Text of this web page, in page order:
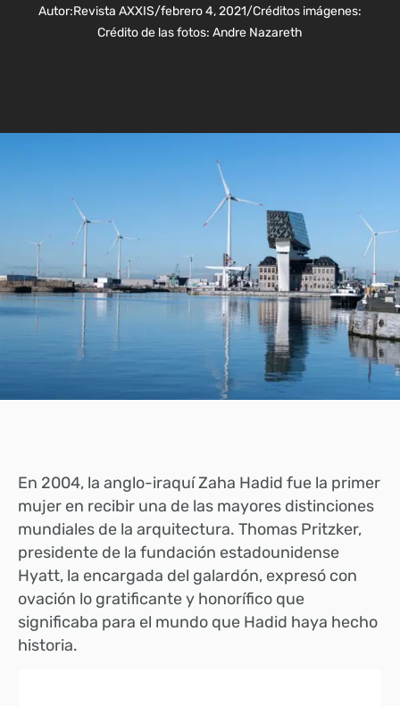
Autor:Revista AXXIS/febrero 4, 2021/Créditos imágenes:
Crédito de las fotos: Andre Nazareth
En 2004, la anglo-iraquí Zaha Hadid fue la primer
mujer en recibir una de las mayores distinciones
mundiales de la arquitectura. Thomas Pritzker,
presidente de la fundación estadounidense
Hyatt, la encargada del galardón, expresó con
ovación lo gratificante y honorífico que
significaba para el mundo que Hadid haya hecho
historia.